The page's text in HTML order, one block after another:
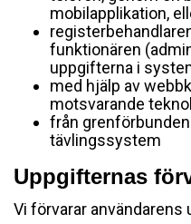
mobilapplikation,
funktionären
uppgifterna i
med hjälp av
motsvarande
från
tävlingssystem
Uppgifternas
Vi förvarar